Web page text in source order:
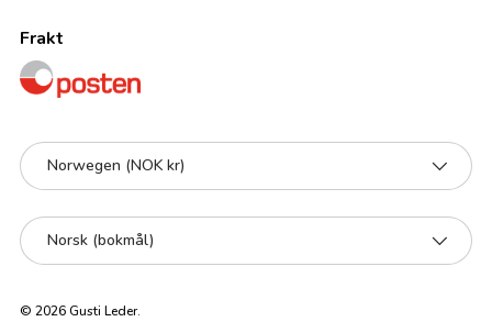
Frakt
Land/Region
Norwegen (NOK kr)
Språk
Norsk (bokmål)
© 2026Gusti Leder.